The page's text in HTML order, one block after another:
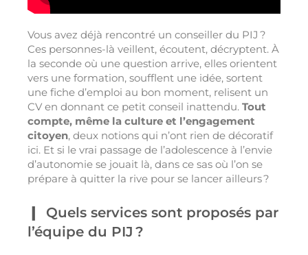
Vous avez déjà rencontré un conseiller du PIJ ?
Ces personnes-là veillent, écoutent, décryptent. À
la seconde où une question arrive, elles orientent
vers une formation, soufflent une idée, sortent
une fiche d’emploi au bon moment, relisent un
CV en donnant ce petit conseil inattendu. Tout
compte, même la culture et l’engagement
citoyen, deux notions qui n’ont rien de décoratif
ici. Et si le vrai passage de l’adolescence à l’envie
d’autonomie se jouait là, dans ce sas où l’on se
prépare à quitter la rive pour se lancer ailleurs ?
Quels services sont proposés par
l’équipe du PIJ ?